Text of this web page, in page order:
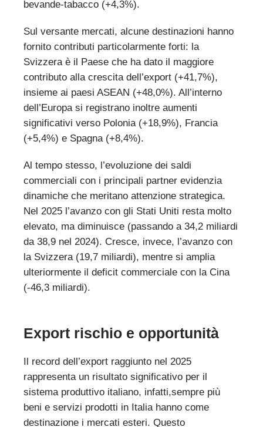
bevande-tabacco (+4,3%).
Sul versante mercati, alcune destinazioni hanno
fornito contributi particolarmente forti: la
Svizzera è il Paese che ha dato il maggiore
contributo alla crescita dell’export (+41,7%),
insieme ai paesi ASEAN (+48,0%). All’interno
dell’Europa si registrano inoltre aumenti
significativi verso Polonia (+18,9%), Francia
(+5,4%) e Spagna (+8,4%).
Al tempo stesso, l’evoluzione dei saldi
commerciali con i principali partner evidenzia
dinamiche che meritano attenzione strategica.
Nel 2025 l’avanzo con gli Stati Uniti resta molto
elevato, ma diminuisce (passando a 34,2 miliardi
da 38,9 nel 2024). Cresce, invece, l’avanzo con
la Svizzera (19,7 miliardi), mentre si amplia
ulteriormente il deficit commerciale con la Cina
(-46,3 miliardi).
Export rischio e opportunità
Il record dell’export raggiunto nel 2025
rappresenta un risultato significativo per il
sistema produttivo italiano, infatti,sempre più
beni e servizi prodotti in Italia hanno come
destinazione i mercati esteri. Questo